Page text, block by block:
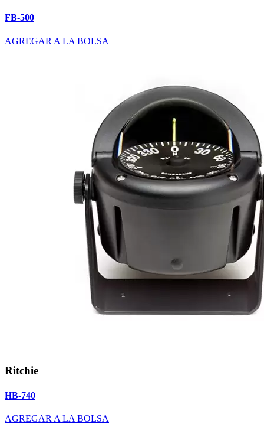
FB-500
AGREGAR A LA BOLSA
Ritchie
HB-740
AGREGAR A LA BOLSA